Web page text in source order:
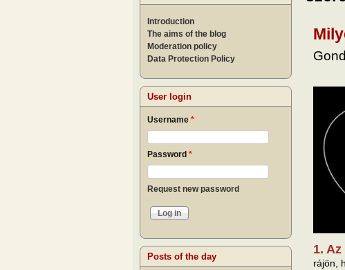
1.
rájön,
Introduction
The aims of the blog
Moderation policy
Data Protection Policy
User login
Username *
Password *
Request new password
Posts of the day